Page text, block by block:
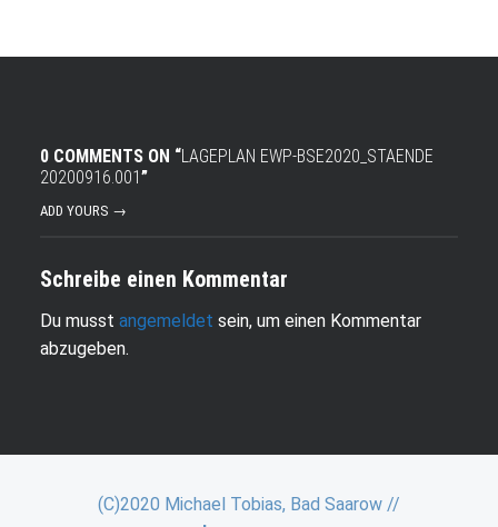
0 COMMENTS ON “LAGEPLAN EWP-BSE2020_STAENDE
20200916.001”
ADD YOURS →
Schreibe einen Kommentar
Du musst angemeldet sein, um einen Kommentar
abzugeben.
(C)2020 Michael Tobias, Bad Saarow //